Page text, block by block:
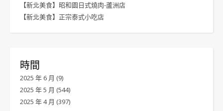
【新北美食】昭和園日式燒肉-蘆洲店
【新北美食】正宗泰式小吃店
時間
2025 年 6 月 (9)
2025 年 5 月 (544)
2025 年 4 月 (397)